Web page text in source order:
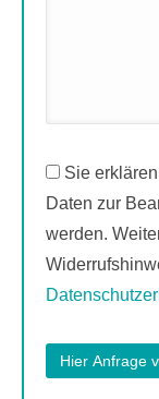
Sie
Daten zur
werden.